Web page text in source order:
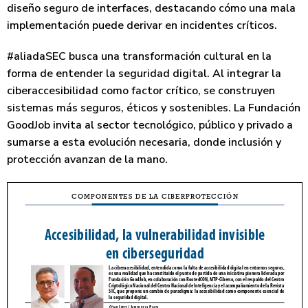
diseño seguro de interfaces, destacando cómo una mala
implementación puede derivar en incidentes críticos.
#aliadaSEC busca una transformación cultural en la
forma de entender la seguridad digital. Al integrar la
ciberaccesibilidad como factor crítico, se construyen
sistemas más seguros, éticos y sostenibles. La Fundación
GoodJob invita al sector tecnológico, público y privado a
sumarse a esta evolución necesaria, donde inclusión y
protección avanzan de la mano.